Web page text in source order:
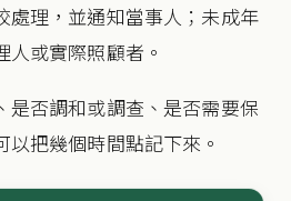
處理，並通知當事人；未成年
或實際照顧者。
是否調和或調查、是否需要保
把幾個時間點記下來。